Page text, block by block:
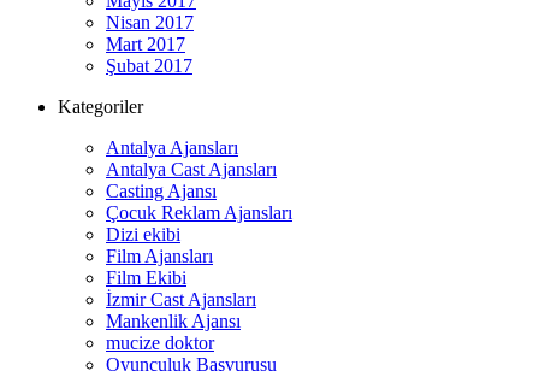
Nisan 2017
Mart 2017
Şubat 2017
Kategoriler
Antalya Ajansları
Antalya Cast Ajansları
Casting Ajansı
Çocuk Reklam Ajansları
Dizi ekibi
Film Ajansları
Film Ekibi
İzmir Cast Ajansları
Mankenlik Ajansı
mucize doktor
Oyunculuk Başvurusu